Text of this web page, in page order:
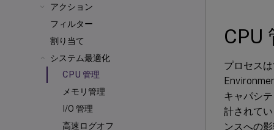
アクション
フィルター
割り当て
システム最適化
CPU 管理
メモリ管理
I/O 管理
高速ログオフ
CPU
プロセス
キャパシ
計されて
ンスへの